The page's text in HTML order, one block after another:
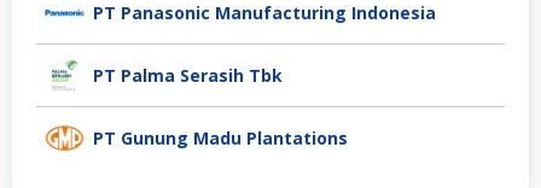
PT Panasonic Manufacturing Indonesia
PT Palma Serasih Tbk
PT Gunung Madu Plantations